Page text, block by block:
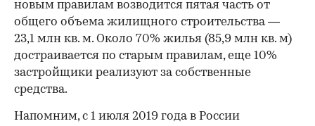
новым правилам возводится пятая часть от
общего объема жилищного строительства —
23,1 млн кв. м. Около 70% жилья (85,9 млн кв. м)
достраивается по старым правилам, еще 10%
застройщики реализуют за собственные
средства.
Напомним, с 1 июля 2019 года в России